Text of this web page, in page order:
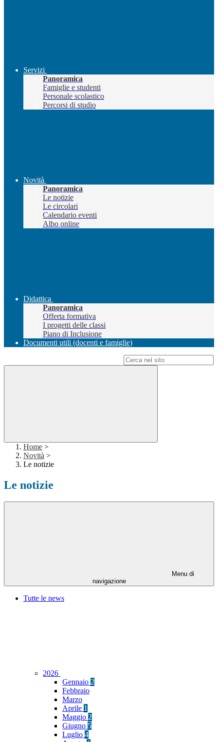
Servizi
Panoramica
Famiglie e studenti
Personale scolastico
Percorsi di studio
Novità
Panoramica
Le notizie
Le circolari
Calendario eventi
Albo online
Didattica
Panoramica
Offerta formativa
I progetti delle classi
Piano di Inclusione
Documenti utili (docenti e famiglie)
Home >
Novità >
Le notizie
Le notizie
Menu di
navigazione
Tutte le news
2026
Gennaio 2
Febbraio
Marzo
Aprile 1
Maggio 2
Giugno 5
Luglio 4